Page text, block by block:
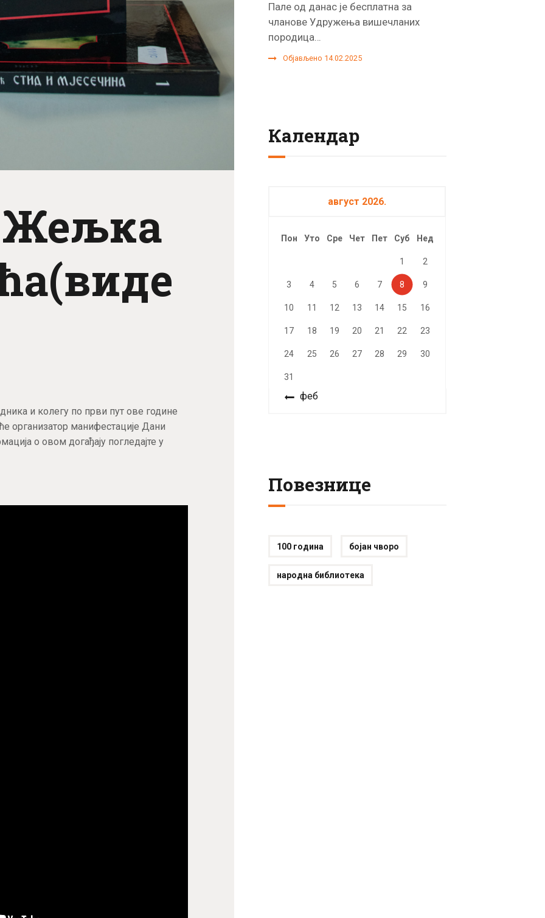
и колегу по први пут ове године
организатор манифестације Дани
о овом догађају погледајте у
Пале од данас је бесплатна за
чланове Удружења вишечланих
породица…
Објављено 14.02.2025
Календар
август 2026.
Пон Уто Сре Чет Пет Суб Нед
1 2
3 4 5 6 7 8 9
10 11 12 13 14 15 16
17 18 19 20 21 22 23
24 25 26 27 28 29 30
31
« феб
Повезнице
100 година бојан чворо
народна библиотека